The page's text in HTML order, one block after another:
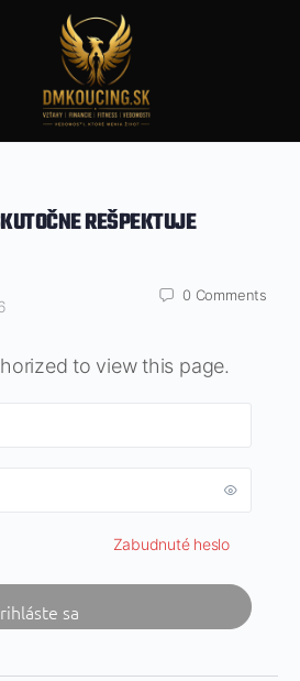
REŠPEKTUJE
0 Comments
to view this page.
Zabudnuté heslo